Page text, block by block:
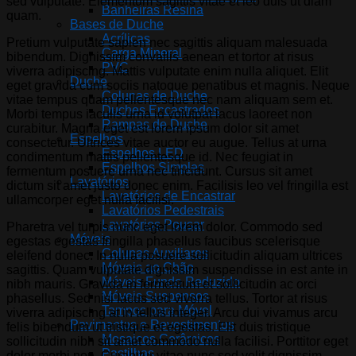
Banheiras Resina
Bases de Duche
Acrílicas
Carga Mineral
PVC
Duche
Colunas de Duche
Duches Encastrados
Rampas de Duche
Espelhos
Espelhos LED
Espelhos Simples
Lavatórios
Lavatórios de Encastrar
Lavatórios Pedestrais
Lavatórios Pousar
Móveis
Colunas Auxiliares
Móveis ao Chão
Móveis Fundo Reduzido
Móveis Suspensos
Tampos para Móvel
Pavimentos e Revestimentos
Mosaicos Cerâmicos
Pastilhas
Pretium vulputate sapien nec sagittis aliquam malesuada
bibendum. Dignissim convallis aenean et tortor at risus
viverra adipiscing. Mattis vulputate enim nulla aliquet. Elit
eget gravida cum sociis natoque penatibus et magnis. Neque
vitae tempus quam pellentesque nec nam aliquam sem et.
Morbi tempus iaculis urna id volutpat lacus laoreet non
curabitur. Magna eget est lorem ipsum dolor sit amet
consectetur. Ultrices vitae auctor eu augue. Tellus at urna
condimentum mattis pellentesque id. Nec feugiat in
fermentum posuere urna nec tincidunt. Cursus sit amet
dictum sit amet justo donec enim. Facilisis leo vel fringilla est
ullamcorper eget nulla facilisi.
Pharetra vel turpis nunc eget lorem dolor. Commodo sed
egestas egestas fringilla phasellus faucibus scelerisque
eleifend donec. In nulla posuere sollicitudin aliquam ultrices
sagittis. Quam vulputate dignissim suspendisse in est ante in
nibh mauris. Gravida in fermentum et sollicitudin ac orci
phasellus. Sed nisi lacus sed viverra tellus. Tortor at risus
viverra adipiscing at in tellus integer. Arcu dui vivamus arcu
felis bibendum ut tristique et egestas. Elit duis tristique
sollicitudin nibh sit amet commodo nulla facilisi. Porttitor eget